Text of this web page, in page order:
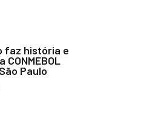
faz história e
Paulo